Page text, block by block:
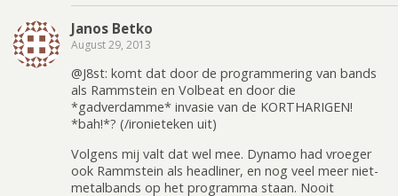
Janos Betko
August 29, 2013
@J8st: komt dat door de programmering van bands
als Rammstein en Volbeat en door die
*gadverdamme* invasie van de KORTHARIGEN!
*bah!*? (/ironieteken uit)
Volgens mij valt dat wel mee. Dynamo had vroeger
ook Rammstein als headliner, en nog veel meer niet-
metalbands op het programma staan. Nooit